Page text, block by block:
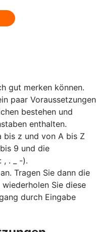
gut merken können.
paar Voraussetzungen
bestehen und
enthalten.
bis z und von A bis Z
9 und die
, . _ -).
Tragen Sie dann die
Sie diese
durch Eingabe